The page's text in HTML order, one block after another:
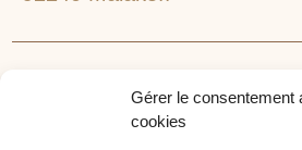
Gérer le consentement
cookies
1lieu1salle est spécialisé dans